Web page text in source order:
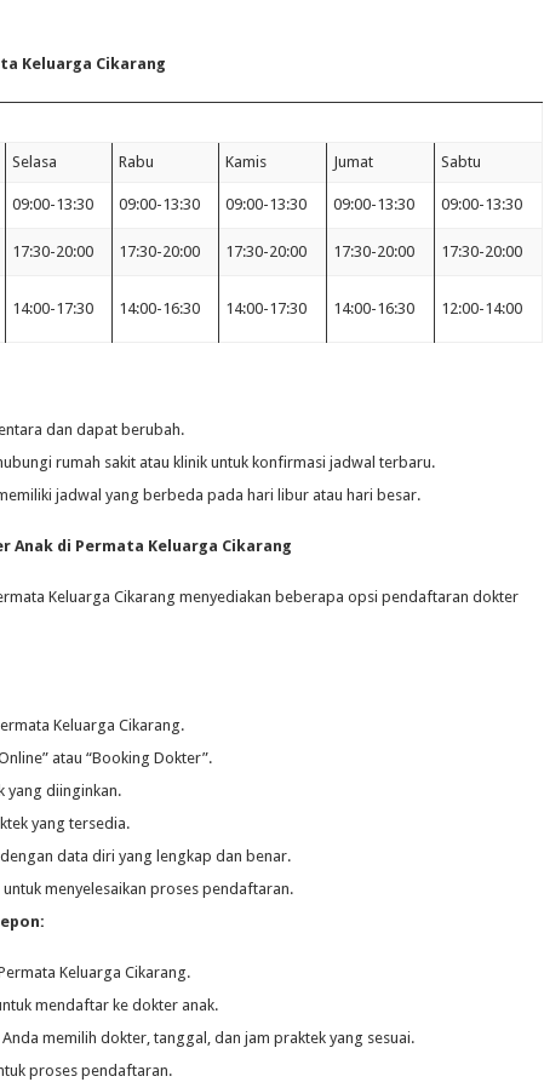
Keluarga Cikarang
Selasa Rabu Kamis Jumat Sabtu
09:00-13:30 09:00-13:30 09:00-13:30 09:00-13:30 09:00-13:30
17:30-20:00 17:30-20:00 17:30-20:00 17:30-20:00 17:30-20:00
14:00-17:30 14:00-16:30 14:00-17:30 14:00-16:30 12:00-14:00
dan dapat berubah.
rumah sakit atau klinik untuk konfirmasi jadwal terbaru.
jadwal yang berbeda pada hari libur atau hari besar.
Anak di Permata Keluarga Cikarang
Keluarga Cikarang menyediakan beberapa opsi pendaftaran dokter
Keluarga Cikarang.
atau “Booking Dokter”.
yang diinginkan.
yang tersedia.
data diri yang lengkap dan benar.
menyelesaikan proses pendaftaran.
Keluarga Cikarang.
mendaftar ke dokter anak.
memilih dokter, tanggal, dan jam praktek yang sesuai.
proses pendaftaran.